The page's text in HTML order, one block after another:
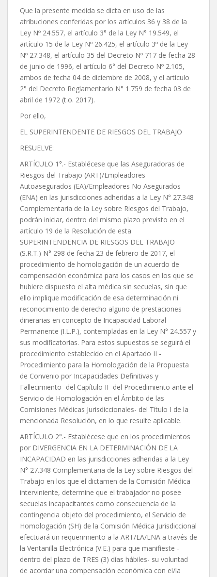
Que la presente medida se dicta en uso de las
atribuciones conferidas por los artículos 36 y 38 de la
Ley Nº 24.557, el artículo 3° de la Ley N° 19.549, el
artículo 15 de la Ley Nº 26.425, el artículo 3º de la Ley
Nº 27.348, el artículo 35 del Decreto Nº 717 de fecha 28
de junio de 1996, el artículo 6° del Decreto Nº 2.105,
ambos de fecha 04 de diciembre de 2008, y el artículo
2° del Decreto Reglamentario N° 1.759 de fecha 03 de
abril de 1972 (t.o. 2017).
Por ello,
EL SUPERINTENDENTE DE RIESGOS DEL TRABAJO
RESUELVE:
ARTÍCULO 1°.- Establécese que las Aseguradoras de
Riesgos del Trabajo (ART)/Empleadores
Autoasegurados (EA)/Empleadores No Asegurados
(ENA) en las jurisdicciones adheridas a la Ley N° 27.348
Complementaria de la Ley sobre Riesgos del Trabajo,
podrán iniciar, dentro del mismo plazo previsto en el
artículo 19 de la Resolución de esta
SUPERINTENDENCIA DE RIESGOS DEL TRABAJO
(S.R.T.) N° 298 de fecha 23 de febrero de 2017, el
procedimiento de homologación de un acuerdo de
compensación económica para los casos en los que se
hubiere dispuesto el alta médica sin secuelas, sin que
ello implique modificación de esa determinación ni
reconocimiento de derecho alguno de prestaciones
dinerarias en concepto de Incapacidad Laboral
Permanente (I.L.P.), contempladas en la Ley N° 24.557 y
sus modificatorias. Para estos supuestos se seguirá el
procedimiento establecido en el Apartado II -
Procedimiento para la Homologación de la Propuesta
de Convenio por Incapacidades Definitivas y
Fallecimiento- del Capítulo II -del Procedimiento ante el
Servicio de Homologación en el Ámbito de las
Comisiones Médicas Jurisdiccionales- del Título I de la
mencionada Resolución, en lo que resulte aplicable.
ARTÍCULO 2°.- Establécese que en los procedimientos
por DIVERGENCIA EN LA DETERMINACIÓN DE LA
INCAPACIDAD en las jurisdicciones adheridas a la Ley
N° 27.348 Complementaria de la Ley sobre Riesgos del
Trabajo en los que el dictamen de la Comisión Médica
interviniente, determine que el trabajador no posee
secuelas incapacitantes como consecuencia de la
contingencia objeto del procedimiento, el Servicio de
Homologación (SH) de la Comisión Médica Jurisdiccional
efectuará un requerimiento a la ART/EA/ENA a través de
la Ventanilla Electrónica (V.E.) para que manifieste -
dentro del plazo de TRES (3) días hábiles- su voluntad
de acordar una compensación económica con el/la